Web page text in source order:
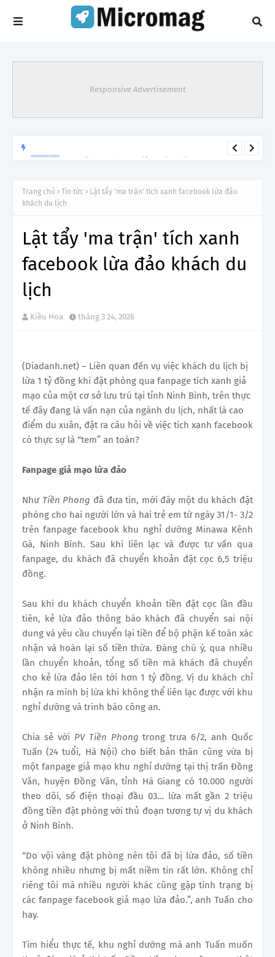
Responsive Advertisement
Trang chủ Tin tức
Lật tẩy 'ma trận' tích xanh facebook lừa đảo
khách du lịch
Lật tẩy 'ma trận' tích xanh
facebook lừa đảo khách du
lịch
Kiều Hoa tháng 3 24, 2026
(Diadanh.net) – Liên quan đến vụ việc khách du lịch bị
lừa 1 tỷ đồng khi đặt phòng qua fanpage tích xanh giả
mạo của một cơ sở lưu trú tại tỉnh Ninh Bình, trên thực
tế đây đang là vấn nạn của ngành du lịch, nhất là cao
điểm du xuân, đặt ra câu hỏi về việc tích xanh facebook
có thực sự là “tem” an toàn?
Fanpage giả mạo lừa đảo
Như Tiền Phong đã đưa tin, mới đây một du khách đặt
phòng cho hai người lớn và hai trẻ em từ ngày 31/1- 3/2
trên fanpage facebook khu nghỉ dưỡng Minawa Kênh
Gà, Ninh Bình. Sau khi liên lạc và được tư vấn qua
fanpage, du khách đã chuyển khoản đặt cọc 6,5 triệu
đồng.
Sau khi du khách chuyển khoản tiền đặt cọc lần đầu
tiên, kẻ lừa đảo thông báo khách đã chuyển sai nội
dung và yêu cầu chuyển lại tiền để bộ phận kế toán xác
nhận và hoàn lại số tiền thừa. Đáng chú ý, qua nhiều
lần chuyển khoản, tổng số tiền mà khách đã chuyển
cho kẻ lừa đảo lên tới hơn 1 tỷ đồng. Vị du khách chỉ
nhận ra mình bị lừa khi không thể liên lạc được với khu
nghỉ dưỡng và trình báo công an.
Chia sẻ với PV Tiền Phong trong trưa 6/2, anh Quốc
Tuấn (24 tuổi, Hà Nội) cho biết bản thân cũng vừa bị
một fanpage giả mạo khu nghỉ dưỡng tại thị trấn Đồng
Văn, huyện Đồng Văn, tỉnh Hà Giang có 10.000 người
theo dõi, số điện thoại đầu 03… lừa mất gần 2 triệu
đồng tiền đặt phòng với thủ đoạn tương tự vị du khách
ở Ninh Bình.
“Do vội vàng đặt phòng nên tôi đã bị lừa đảo, số tiền
không nhiều nhưng bị mất niềm tin rất lớn. Không chỉ
riêng tôi mà nhiều người khác cũng gặp tình trạng bị
các fanpage facebook giả mạo lừa đảo.”, anh Tuấn cho
hay.
Tìm hiểu thực tế, khu nghỉ dưỡng mà anh Tuấn muốn